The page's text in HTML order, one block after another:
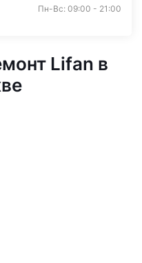
Пн-Вс: 09:00 - 21:00
Lifan в